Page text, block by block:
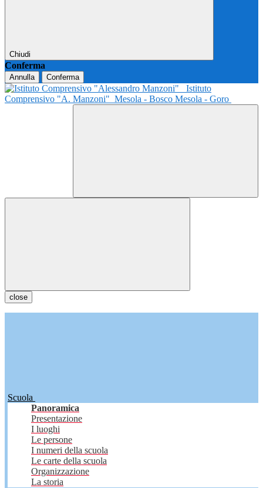
Chiudi
Conferma
Annulla Conferma
Istituto
Comprensivo "A. Manzoni" Mesola - Bosco Mesola - Goro
close
Scuola
Panoramica
Presentazione
I luoghi
Le persone
I numeri della scuola
Le carte della scuola
Organizzazione
La storia